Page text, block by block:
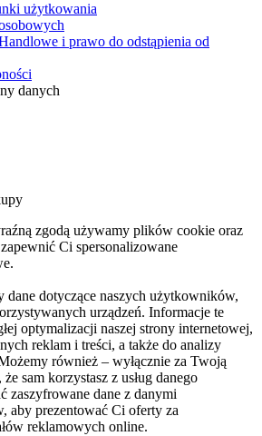
użytkowania
i prawo do odstąpienia od
danych
zgodą używamy plików cookie oraz
Ci spersonalizowane
dane dotyczące naszych użytkowników,
urządzeń. Informacje te
optymalizacji naszej strony internetowej,
reklam i treści, a także do analizy
również – wyłącznie za Twoją
sam korzystasz z usług danego
zaszyfrowane dane z danymi
aby prezentować Ci oferty za
reklamowych online.